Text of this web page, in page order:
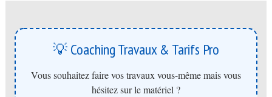
💡 Coaching Travaux & Tarifs Pro
Vous souhaitez faire vos travaux vous-même mais vous
hésitez sur le matériel ?